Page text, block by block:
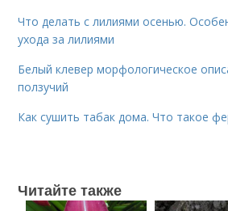
Что делать с лилиями осенью.
ухода за лилиями
Белый клевер морфологическое
ползучий
Как сушить табак дома. Что такое
Читайте также